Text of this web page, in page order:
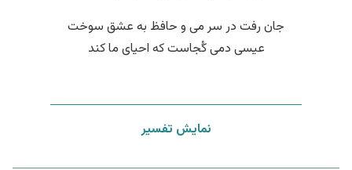
جان رفت در سر می و حافظ به عشق سوخت
عیسی دمی کُجاست که احیای ما کند
نمایش تفسیر